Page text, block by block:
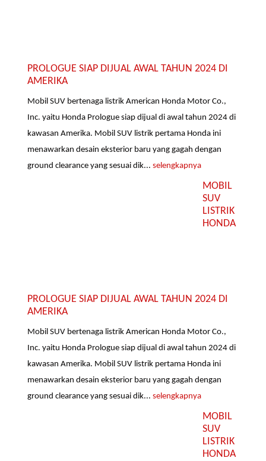
PROLOGUE SIAP DIJUAL AWAL TAHUN 2024 DI
AMERIKA
Mobil SUV bertenaga listrik American Honda Motor Co.,
Inc. yaitu Honda Prologue siap dijual di awal tahun 2024 di
kawasan Amerika. Mobil SUV listrik pertama Honda ini
menawarkan desain eksterior baru yang gagah dengan
ground clearance yang sesuai dik...selengkapnya
MOBIL
SUV
LISTRIK
HONDA
PROLOGUE SIAP DIJUAL AWAL TAHUN 2024 DI
AMERIKA
Mobil SUV bertenaga listrik American Honda Motor Co.,
Inc. yaitu Honda Prologue siap dijual di awal tahun 2024 di
kawasan Amerika. Mobil SUV listrik pertama Honda ini
menawarkan desain eksterior baru yang gagah dengan
ground clearance yang sesuai dik...selengkapnya
MOBIL
SUV
LISTRIK
HONDA